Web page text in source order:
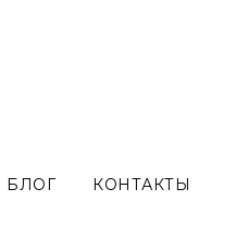
БЛОГ КОНТАКТЫ